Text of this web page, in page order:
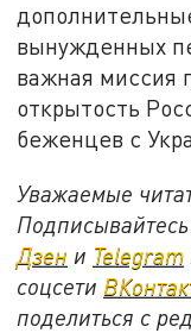
вынужденных
важная миссия
открытость
беженцев с
Уважаемые
Дзен и Telegram
соцсети
поделиться с